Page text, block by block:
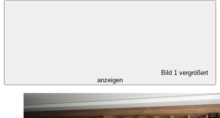
Bild 1 vergrößert
anzeigen